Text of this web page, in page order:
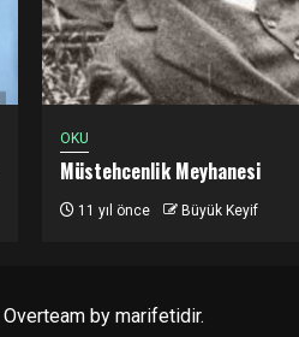
OKU
Müstehcenlik Meyhanesi
11 yıl önce Büyük Keyif
Overteamby marifetidir.